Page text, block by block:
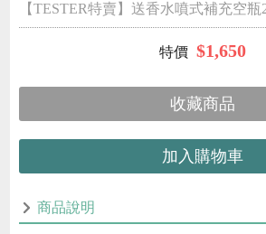
【TESTER特賣】送香水噴式補充空
$1,650
收藏商品
加入購物車
商品說明